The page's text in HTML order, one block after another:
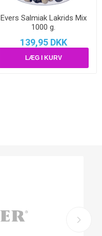
Evers Salmiak Lakrids Mix
1000 g.
139,95 DKK